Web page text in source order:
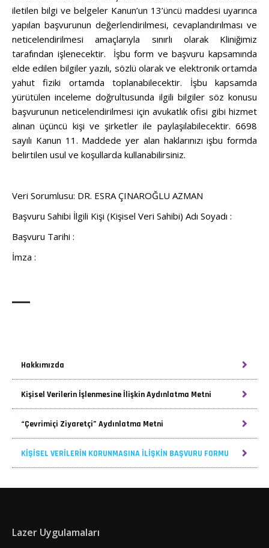
iletilen bilgi ve belgeler Kanun’un 13’üncü maddesi uyarınca
yapılan başvurunun değerlendirilmesi, cevaplandırılması ve
neticelendirilmesi amaçlarıyla sınırlı olarak Kliniğimiz
tarafından işlenecektir. İşbu form ve başvuru kapsamında
elde edilen bilgiler yazılı, sözlü olarak ve elektronik ortamda
yahut fiziki ortamda toplanabilecektir. İşbu kapsamda
yürütülen inceleme doğrultusunda ilgili bilgiler söz konusu
başvurunun neticelendirilmesi için avukatlık ofisi gibi hizmet
alınan üçüncü kişi ve şirketler ile paylaşılabilecektir. 6698
sayılı Kanun 11. Maddede yer alan haklarınızı işbu formda
belirtilen usul ve koşullarda kullanabilirsiniz.
Veri Sorumlusu: DR. ESRA ÇINAROĞLU AZMAN
Başvuru Sahibi İlgili Kişi (Kişisel Veri Sahibi) Adı Soyadı :
Başvuru Tarihi :
İmza :
Hakkımızda
Kişisel Verilerin İşlenmesine İlişkin Aydınlatma Metni
“Çevrimiçi Ziyaretçi” Aydınlatma Metni
KİŞİSEL VERİLERİN KORUNMASINA İLİŞKİN BAŞVURU FORMU
Lazer Uygulamaları